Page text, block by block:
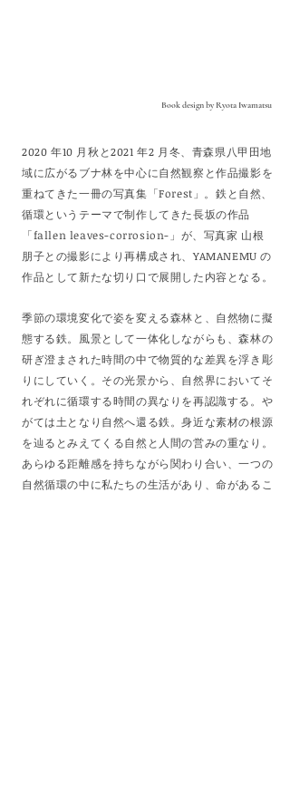
Book design by Ryota Iwamatsu
2020 年10 月秋と2021 年2 月冬、青森県八甲田地
域に広がるブナ林を中心に自然観察と作品撮影を
重ねてきた一冊の写真集「Forest」。鉄と自然、
循環というテーマで制作してきた長坂の作品
「fallen leaves-corrosion-」が、写真家 山根
朋子との撮影により再構成され、YAMANEMU の
作品として新たな切り口で展開した内容となる。
季節の環境変化で姿を変える森林と、自然物に擬
態する鉄。風景として一体化しながらも、森林の
研ぎ澄まされた時間の中で物質的な差異を浮き彫
りにしていく。その光景から、自然界においてそ
れぞれに循環する時間の異なりを再認識する。や
がては土となり自然へ還る鉄。身近な素材の根源
を辿るとみえてくる自然と人間の営みの重なり。
あらゆる距離感を持ちながら関わり合い、一つの
自然循環の中に私たちの生活があり、命があるこ